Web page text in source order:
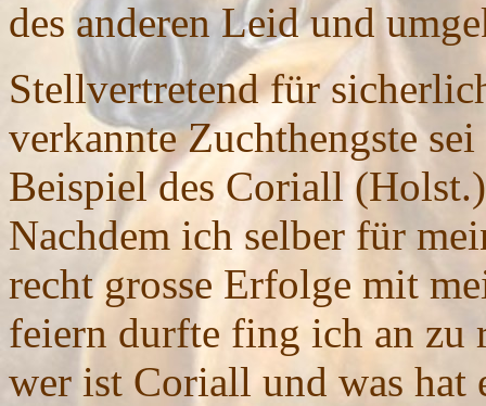
des anderen Leid und
Stellvertretend für
verkannte Zuchthengste
Beispiel des Coriall
Nachdem ich selber für
recht grosse Erfolge mit
feiern durfte fing ich an zu
wer ist Coriall und was